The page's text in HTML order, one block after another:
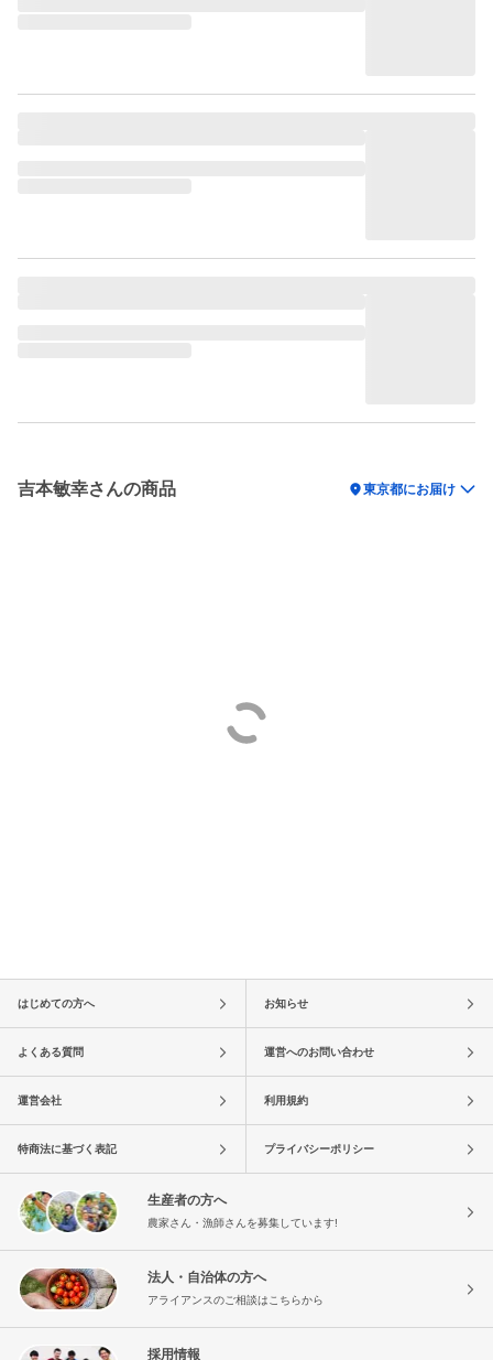
吉本敏幸さんの商品 location_on東京都にお届け
はじめての方へ お知らせ
よくある質問 運営へのお問い合わせ
運営会社 利用規約
特商法に基づく表記 プライバシーポリシー
生産者の方へ
農家さん・漁師さんを募集しています!
法人・自治体の方へ
アライアンスのご相談はこちらから
採用情報